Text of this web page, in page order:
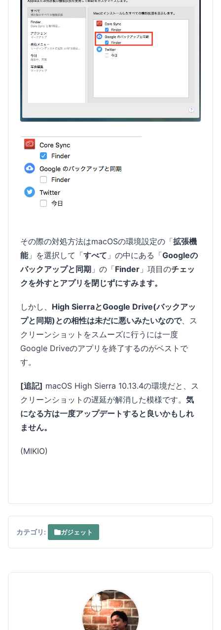
その際の対処方法はmacOSの環境設定の「拡張機
能」を選択して「すべて 」の中にある「Googleの
バックアップと同期 」の「Finder 」項目のチェッ
クを外すとアプリを閉じずにすみます。
しかし、 High SierraとGoogle Drive(バックアッ
プと同期)との相性は未だに悪いみたいなので、ス
クリーンショットをスムーズに行うには一度
Google Driveのアプリを終了するのがベストで
す。
[追記] macOS High Sierra 10.13.4の環境だと、ス
クリーンショットの遅延が解消した模様です。 気
になる方は一度アップデートすると良いかもしれ
ません。
(MIKIO)
カテゴリ: ガジェット